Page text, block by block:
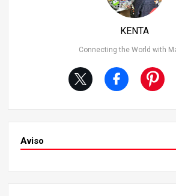
tación del personaje de Okaron
e Dandadan, es un estudiante de
gafas, pelo negro y corte bob. Cuando
o, da una impresión bastante aburrida
go, a medida que avanza la historia,
un personaje polifacético con más
que cabría esperar. Se refiere a sí
KENTA
Connecting the World with
Aviso